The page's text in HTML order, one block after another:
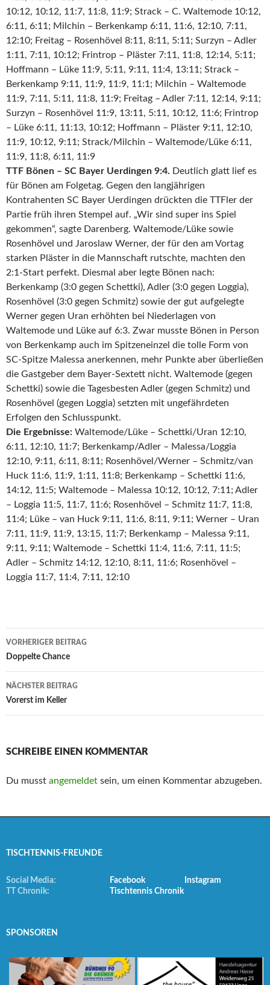
10:12, 10:12, 11:7, 11:8, 11:9; Strack – C. Waltemode 10:12,
6:11, 6:11; Milchin – Berkenkamp 6:11, 11:6, 12:10, 7:11,
12:10; Freitag – Rosenhövel 8:11, 8:11, 5:11; Surzyn – Adler
1:11, 7:11, 10:12; Frintrop – Pläster 7:11, 11:8, 12:14, 5:11;
Hoffmann – Lüke 11:9, 5:11, 9:11, 11:4, 13:11; Strack –
Berkenkamp 9:11, 11:9, 11:9, 11:1; Milchin – Waltemode
11:9, 7:11, 5:11, 11:8, 11:9; Freitag – Adler 7:11, 12:14, 9:11;
Surzyn – Rosenhövel 11:9, 13:11, 5:11, 10:12, 11:6; Frintrop
– Lüke 6:11, 11:13, 10:12; Hoffmann – Pläster 9:11, 12:10,
11:9, 10:12, 9:11; Strack/Milchin – Waltemode/Lüke 6:11,
11:9, 11:8, 6:11, 11:9
TTF Bönen – SC Bayer Uerdingen 9:4. Deutlich glatt lief es
für Bönen am Folgetag. Gegen den langjährigen
Kontrahenten SC Bayer Uerdingen drückten die TTFler der
Partie früh ihren Stempel auf. „Wir sind super ins Spiel
gekommen“, sagte Darenberg. Waltemode/Lüke sowie
Rosenhövel und Jaroslaw Werner, der für den am Vortag
starken Pläster in die Mannschaft rutschte, machten den
2:1-Start perfekt. Diesmal aber legte Bönen nach:
Berkenkamp (3:0 gegen Schettki), Adler (3:0 gegen Loggia),
Rosenhövel (3:0 gegen Schmitz) sowie der gut aufgelegte
Werner gegen Uran erhöhten bei Niederlagen von
Waltemode und Lüke auf 6:3. Zwar musste Bönen in Person
von Berkenkamp auch im Spitzeneinzel die tolle Form von
SC-Spitze Malessa anerkennen, mehr Punkte aber überließen
die Gastgeber dem Bayer-Sextett nicht. Waltemode (gegen
Schettki) sowie die Tagesbesten Adler (gegen Schmitz) und
Rosenhövel (gegen Loggia) setzten mit ungefährdeten
Erfolgen den Schlusspunkt.
Die Ergebnisse: Waltemode/Lüke – Schettki/Uran 12:10,
6:11, 12:10, 11:7; Berkenkamp/Adler – Malessa/Loggia
12:10, 9:11, 6:11, 8:11; Rosenhövel/Werner – Schmitz/van
Huck 11:6, 11:9, 1:11, 11:8; Berkenkamp – Schettki 11:6,
14:12, 11:5; Waltemode – Malessa 10:12, 10:12, 7:11; Adler
– Loggia 11:5, 11:7, 11:6; Rosenhövel – Schmitz 11:7, 11:8,
11:4; Lüke – van Huck 9:11, 11:6, 8:11, 9:11; Werner – Uran
7:11, 11:9, 11:9, 13:15, 11:7; Berkenkamp – Malessa 9:11,
9:11, 9:11; Waltemode – Schettki 11:4, 11:6, 7:11, 11:5;
Adler – Schmitz 14:12, 12:10, 8:11, 11:6; Rosenhövel –
Loggia 11:7, 11:4, 7:11, 12:10
Beitrags-
Navigation
VORHERIGER BEITRAG
Doppelte Chance
NÄCHSTER BEITRAG
Vorerst im Keller
SCHREIBE EINEN KOMMENTAR
Du musst angemeldet sein, um einen Kommentar abzugeben.
TISCHTENNIS-FREUNDE
Social Media: Facebook
Instagram
TT Chronik:
Tischtennis Chronik
SPONSOREN